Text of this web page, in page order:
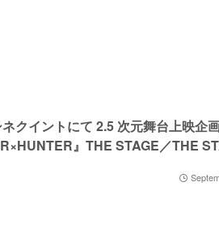
ネクイントにて 2.5 次元舞台上映企
』THE STAGE／THE